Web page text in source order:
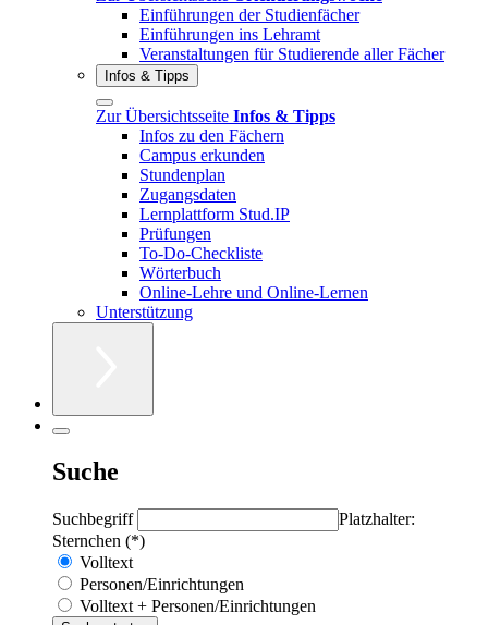
Einführungen der Studienfächer
Einführungen ins Lehramt
Veranstaltungen für Studierende aller Fächer
Infos & Tipps
Zur Übersichtsseite Infos & Tipps
Infos zu den Fächern
Campus erkunden
Stundenplan
Zugangsdaten
Lernplattform Stud.IP
Prüfungen
To-Do-Checkliste
Wörterbuch
Online-Lehre und Online-Lernen
Unterstützung
Suche
Suchbegriff
Platzhalter:
Sternchen (*)
Volltext
Personen/Einrichtungen
Volltext + Personen/Einrichtungen